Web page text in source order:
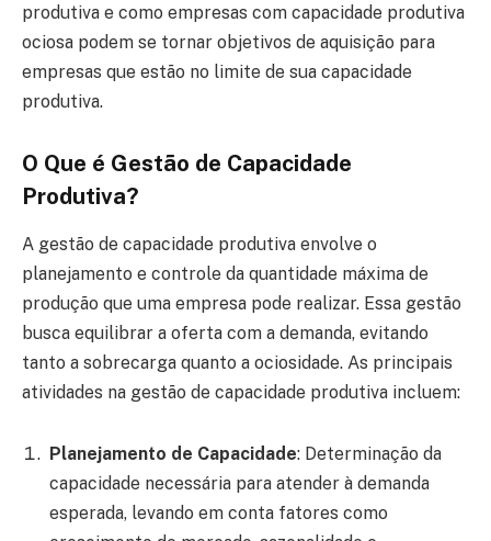
produtiva e como empresas com capacidade produtiva
ociosa podem se tornar objetivos de aquisição para
empresas que estão no limite de sua capacidade
produtiva.
O Que é Gestão de Capacidade
Produtiva?
A gestão de capacidade produtiva envolve o
planejamento e controle da quantidade máxima de
produção que uma empresa pode realizar. Essa gestão
busca equilibrar a oferta com a demanda, evitando
tanto a sobrecarga quanto a ociosidade. As principais
atividades na gestão de capacidade produtiva incluem:
Planejamento de Capacidade: Determinação da
capacidade necessária para atender à demanda
esperada, levando em conta fatores como